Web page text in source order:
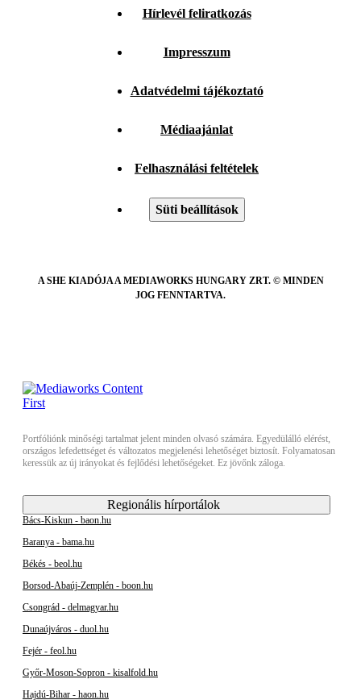
Hírlevél feliratkozás
Impresszum
Adatvédelmi tájékoztató
Médiaajánlat
Felhasználási feltételek
Süti beállítások
A SHE KIADÓJA A MEDIAWORKS HUNGARY ZRT. © MINDEN
JOG FENNTARTVA.
Portfóliónk minőségi tartalmat jelent minden olvasó számára. Egyedülálló elérést,
országos lefedettséget és változatos megjelenési lehetőséget biztosít. Folyamatosan
keressük az új irányokat és fejlődési lehetőségeket. Ez jövőnk záloga.
Regionális hírportálok
Bács-Kiskun - baon.hu
Baranya - bama.hu
Békés - beol.hu
Borsod-Abaúj-Zemplén - boon.hu
Csongrád - delmagyar.hu
Dunaújváros - duol.hu
Fejér - feol.hu
Győr-Moson-Sopron - kisalfold.hu
Hajdú-Bihar - haon.hu